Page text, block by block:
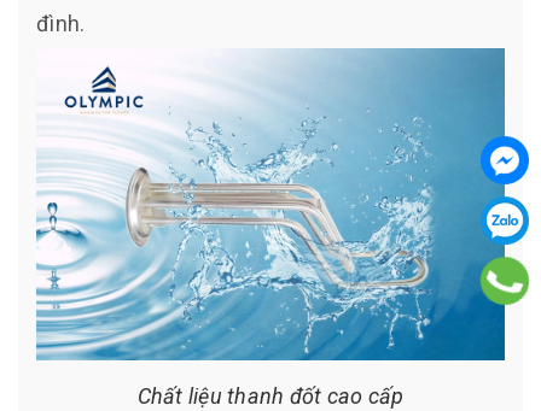
đình.
Chất liệu thanh đốt cao cấp